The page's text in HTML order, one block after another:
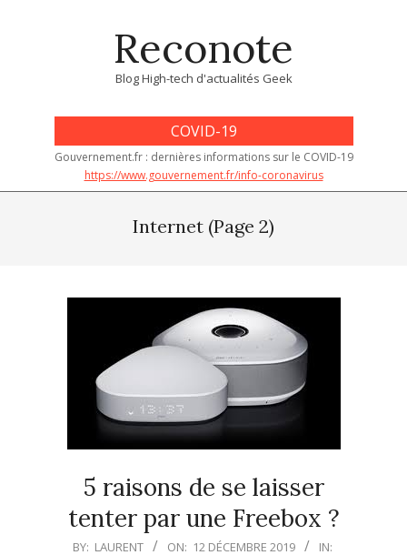
Reconote
Blog High-tech d'actualités Geek
COVID-19
Gouvernement.fr : dernières informations sur le COVID-19
https://www.gouvernement.fr/info-coronavirus
Internet (Page 2)
5 raisons de se laisser
tenter par une Freebox ?
2019-
BY: LAURENT ON: 12 DÉCEMBRE 2019
IN: